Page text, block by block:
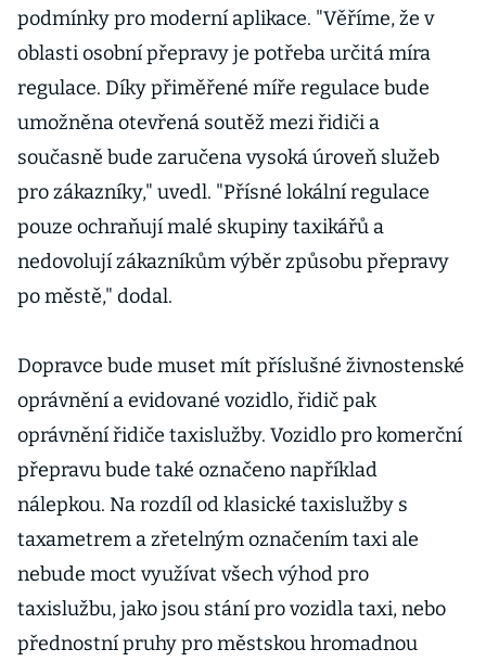
podmínky pro moderní aplikace. "Věříme, že v
oblasti osobní přepravy je potřeba určitá míra
regulace. Díky přiměřené míře regulace bude
umožněna otevřená soutěž mezi řidiči a
současně bude zaručena vysoká úroveň služeb
pro zákazníky," uvedl. "Přísné lokální regulace
pouze ochraňují malé skupiny taxikářů a
nedovolují zákazníkům výběr způsobu přepravy
po městě," dodal.
Dopravce bude muset mít příslušné živnostenské
oprávnění a evidované vozidlo, řidič pak
oprávnění řidiče taxislužby. Vozidlo pro komerční
přepravu bude také označeno například
nálepkou. Na rozdíl od klasické taxislužby s
taxametrem a zřetelným označením taxi ale
nebude moct využívat všech výhod pro
taxislužbu, jako jsou stání pro vozidla taxi, nebo
přednostní pruhy pro městskou hromadnou